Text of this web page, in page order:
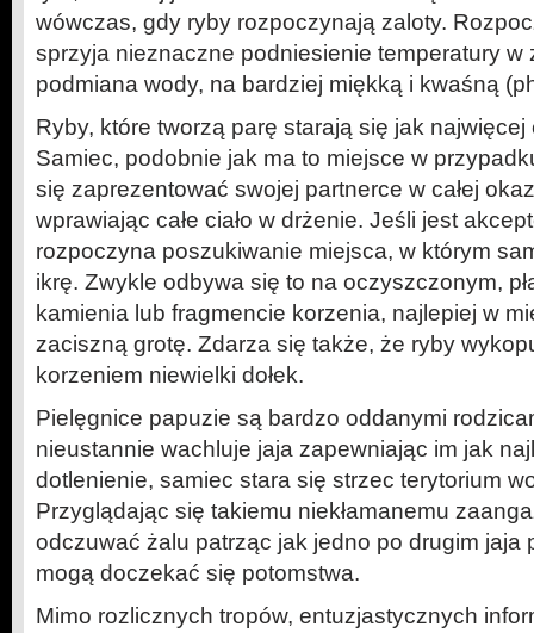
wówczas, gdy ryby rozpoczynają zaloty.
sprzyja nieznaczne podniesienie temperatury w
podmiana wody, na bardziej miękką i kwaśną
Ryby, które tworzą parę starają się jak
Samiec, podobnie jak ma to miejsce w
się zaprezentować swojej partnerce w całej
wprawiając całe ciało w drżenie. Jeśli jest
rozpoczyna poszukiwanie miejsca, w którym
ikrę. Zwykle odbywa się to na oczyszczonym,
kamienia lub fragmencie korzenia, najlepiej w
zaciszną grotę. Zdarza się także, że ryby
korzeniem niewielki dołek.
Pielęgnice papuzie są bardzo oddanymi
nieustannie wachluje jaja zapewniając im jak
dotlenienie, samiec stara się strzec terytorium
Przyglądając się takiemu niekłamanemu
odczuwać żalu patrząc jak jedno po drugim jaja
mogą doczekać się potomstwa.
Mimo rozlicznych tropów, entuzjastycznych